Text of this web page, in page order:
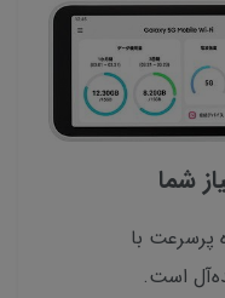
شما
پرسرعت با